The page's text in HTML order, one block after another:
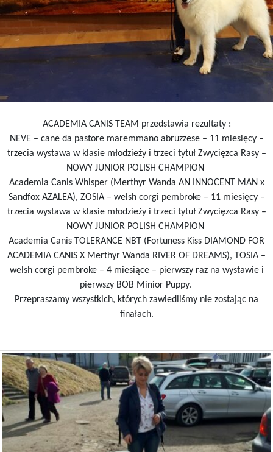
ACADEMIA CANIS TEAM przedstawia rezultaty :
NEVE – cane da pastore maremmano abruzzese – 11 miesięcy –
trzecia wystawa w klasie młodzieży i trzeci tytuł Zwycięzca Rasy –
NOWY JUNIOR POLISH CHAMPION
Academia Canis Whisper (Merthyr Wanda AN INNOCENT MAN x
Sandfox AZALEA), ZOSIA – welsh corgi pembroke – 11 miesięcy –
trzecia wystawa w klasie młodzieży i trzeci tytuł Zwycięzca Rasy –
NOWY JUNIOR POLISH CHAMPION
Academia Canis TOLERANCE NBT (Fortuness Kiss DIAMOND FOR
ACADEMIA CANIS X Merthyr Wanda RIVER OF DREAMS), TOSIA –
welsh corgi pembroke – 4 miesiące – pierwszy raz na wystawie i
pierwszy BOB Minior Puppy.
Przepraszamy wszystkich, których zawiedliśmy nie zostając na
finałach.